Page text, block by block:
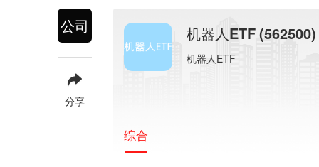
公司
分享
机器人ETF(562500)
机器人ETF
综合